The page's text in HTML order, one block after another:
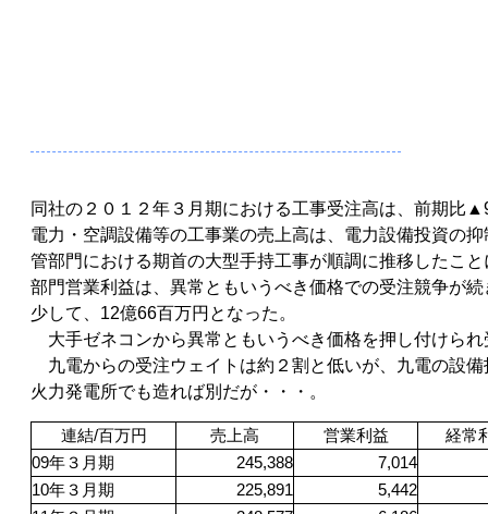
同社の２０１２年３月期における工事受注高は、前期比
電力・空調設備等の工事業の売上高は、電力設備投資の
管部門における期首の大型手持工事が順調に推移したこ
部門営業利益は、異常ともいうべき価格での受注競争が
少して、12億66百万円となった。
大手ゼネコンから異常ともいうべき価格を押し付けら
九電からの受注ウェイトは約２割と低いが、九電の設
火力発電所でも造れば別だが・・・。
連結/百万円 売上高 営業利益
経常
09年３月期 245,388
7,014
10年３月期 225,891
5,442